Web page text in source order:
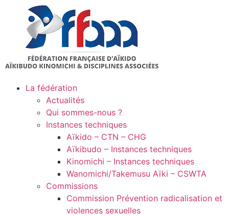
La fédération
Actualités
Qui sommes-nous ?
Instances techniques
Aïkido – CTN – CHG
Aïkibudo – Instances techniques
Kinomichi – Instances techniques
Wanomichi/Takemusu Aïki – CSWTA
Commissions
Commission Prévention radicalisation et
violences sexuelles